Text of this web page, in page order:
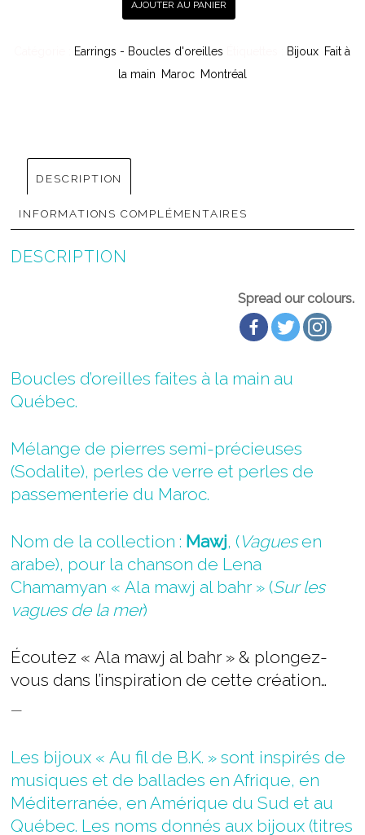
n
AJOUTER AU PANIER
Earrings - Boucles d'oreilles Bijoux Fait à
la main
Maroc, Montréal
DESCRIPTION
INFORMATIONS COMPLÉMENTAIRES
DESCRIPTION
Spread our colours.
Boucles d’oreilles faites à la main au
Québec.
Mélange de pierres semi-précieuses
(Sodalite), perles de verre et perles de
passementerie du Maroc.
Nom de la collection : Mawj, (Vaguesen
arabe), pour la chanson de Lena
Chamamyan « Ala mawj al bahr » (Sur les
vagues de la mer)
Écoutez « Ala mawj al bahr » & plongez-
vous dans l’inspiration de cette création…
—
Les bijoux « Au fil de B.K. » sont inspirés de
musiques et de ballades en Afrique, en
Méditerranée, en Amérique du Sud et au
Québec. Les noms donnés aux bijoux (titres